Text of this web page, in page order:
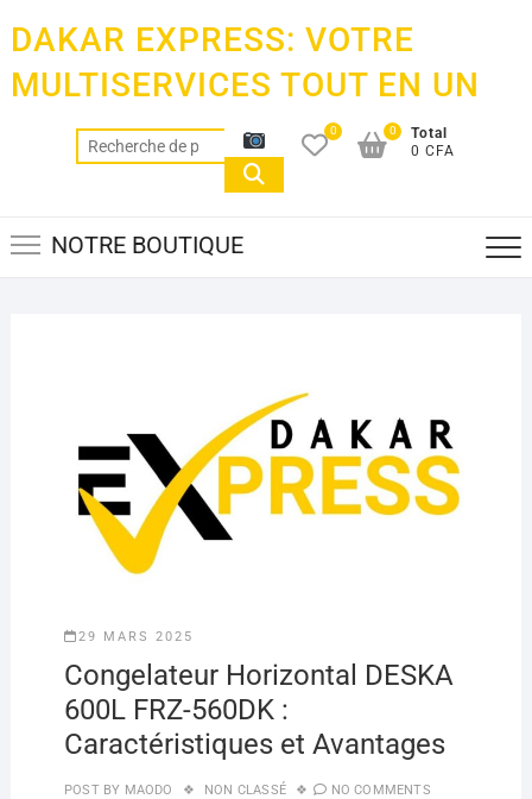
content
DAKAR EXPRESS: VOTRE
MULTISERVICES TOUT EN UN
Recherche
pour :
0
Total
0 CFA
0
NOTRE BOUTIQUE
29 MARS 2025
Congelateur Horizontal DESKA
600L FRZ-560DK :
Caractéristiques et Avantages
POST BY MAODO NON CLASSÉ NO COMMENTS